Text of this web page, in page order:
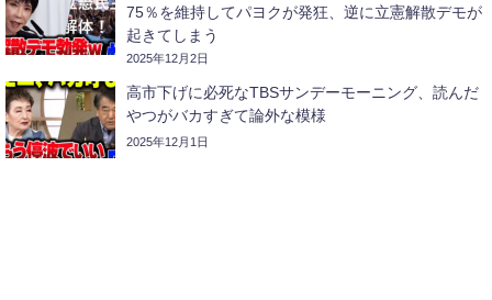
75％を維持してパヨクが発狂、逆に立憲解散デモが
起きてしまう
2025年12月2日
高市下げに必死なTBSサンデーモーニング、読んだ
やつがバカすぎて論外な模様
2025年12月1日